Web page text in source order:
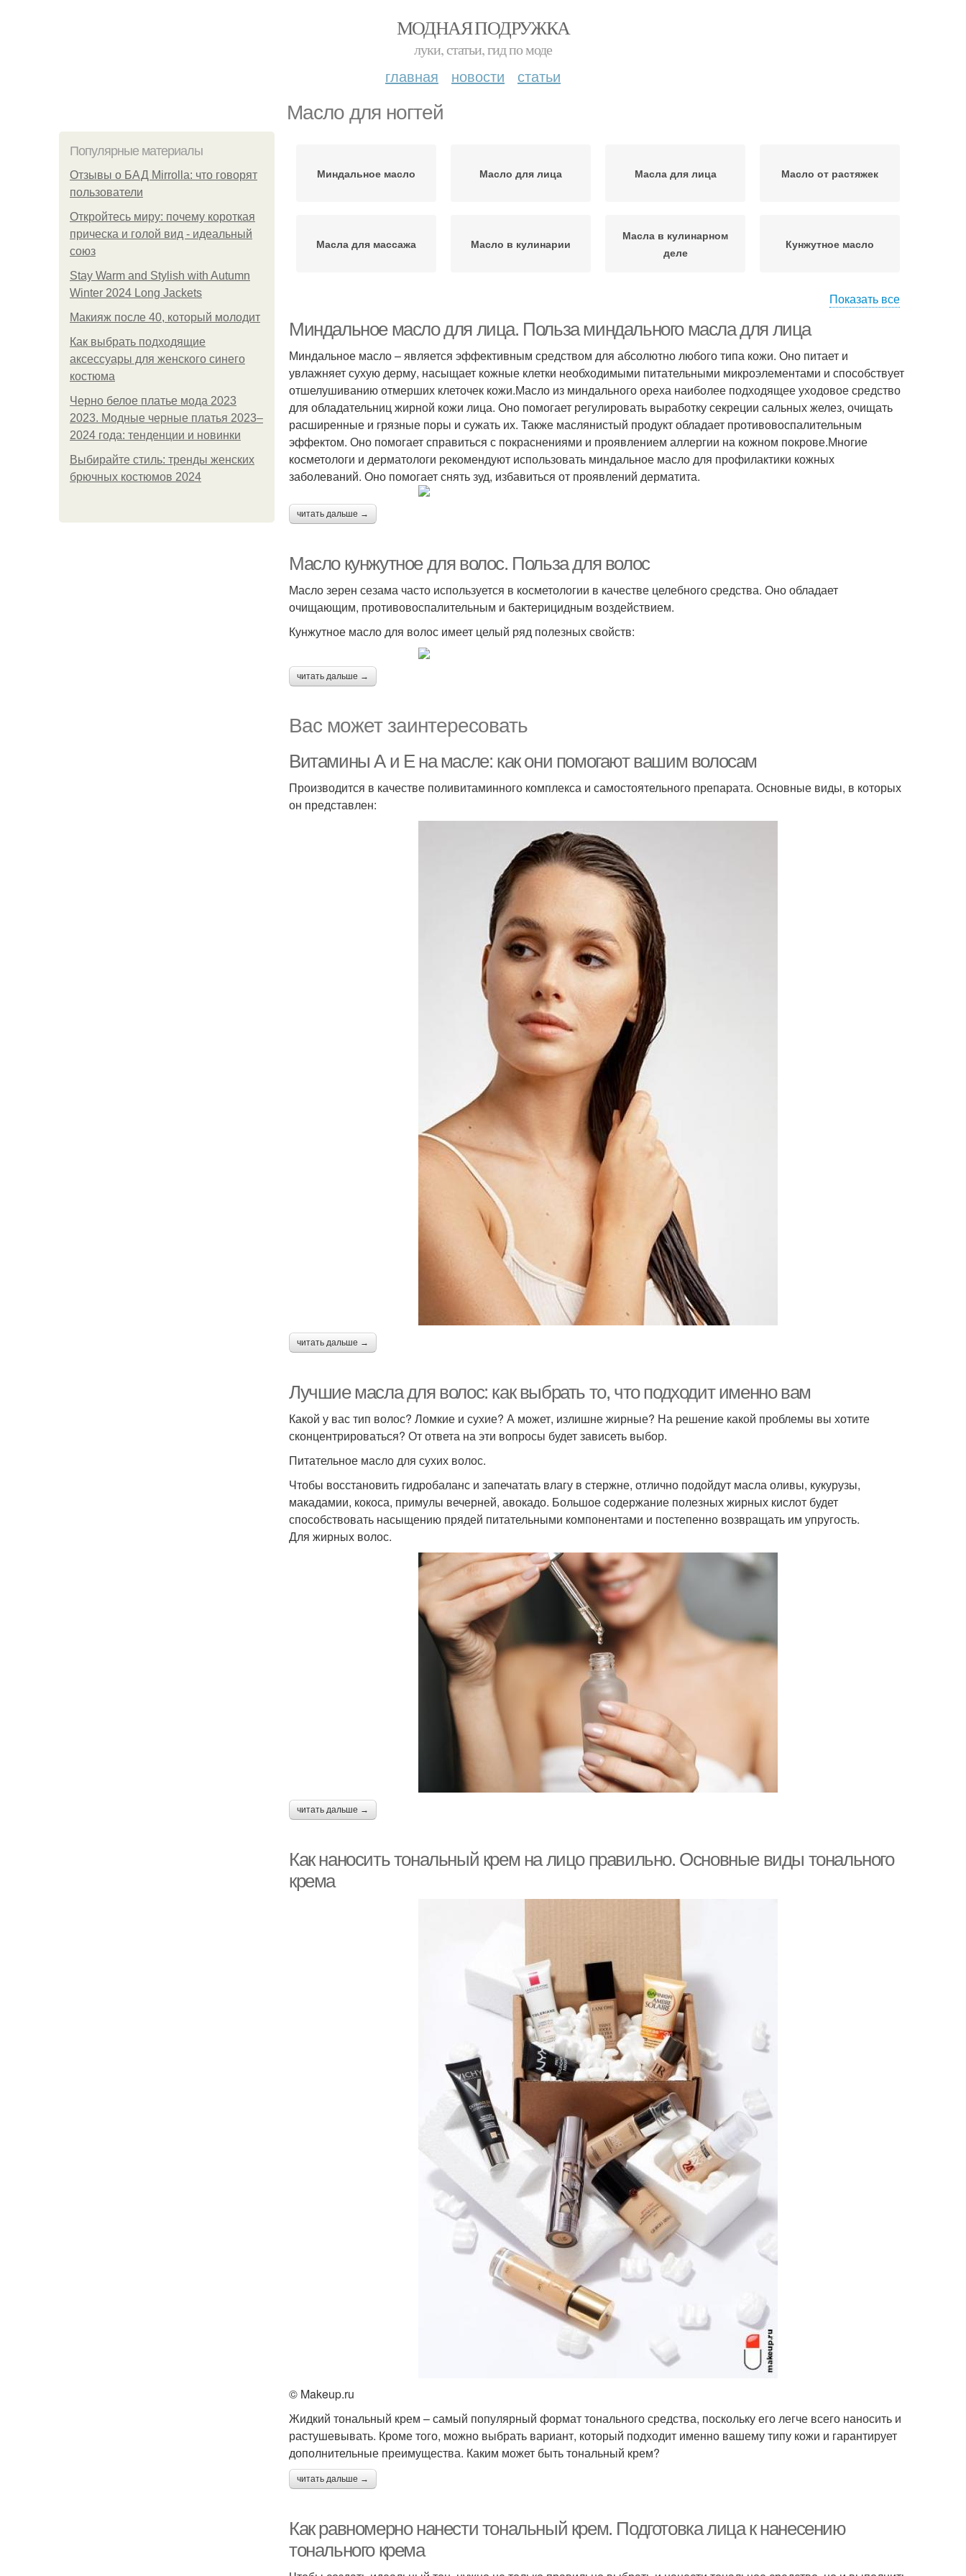
МОДНАЯ ПОДРУЖКА
луки, статьи, гид по моде
главная новости статьи
Масло для ногтей
Популярные материалы
Отзывы о БАД Mirrolla: что говорят
пользователи
Откройтесь миру: почему короткая
прическа и голой вид - идеальный
союз
Stay Warm and Stylish with Autumn
Winter 2024 Long Jackets
Макияж после 40, который молодит
Как выбрать подходящие
аксессуары для женского синего
костюма
Черно белое платье мода 2023
2023. Модные черные платья 2023–
2024 года: тенденции и новинки
Выбирайте стиль: тренды женских
брючных костюмов 2024
Миндальное масло Масло для лица Масла для лица Масло от растяжек
Масла для массажа Масло в кулинарии
Масла в кулинарном
деле
Кунжутное масло
Льняное масло
Показать все
Миндальное масло для лица. Польза миндального масла для лица
Миндальное масло – является эффективным средством для абсолютно любого типа кожи. Оно питает и
увлажняет сухую дерму, насыщает кожные клетки необходимыми питательными микроэлементами и способствует
отшелушиванию отмерших клеточек кожи.Масло из миндального ореха наиболее подходящее уходовое средство
для обладательниц жирной кожи лица. Оно помогает регулировать выработку секреции сальных желез, очищать
расширенные и грязные поры и сужать их. Также маслянистый продукт обладает противовоспалительным
эффектом. Оно помогает справиться с покраснениями и проявлением аллергии на кожном покрове.Многие
косметологи и дерматологи рекомендуют использовать миндальное масло для профилактики кожных
заболеваний. Оно помогает снять зуд, избавиться от проявлений дерматита.
читать дальше →
Масло кунжутное для волос. Польза для волос
Масло зерен сезама часто используется в косметологии в качестве целебного средства. Оно обладает
очищающим, противовоспалительным и бактерицидным воздействием.
Кунжутное масло для волос имеет целый ряд полезных свойств:
читать дальше →
Вас может заинтересовать
Витамины А и Е на масле: как они помогают вашим волосам
Производится в качестве поливитаминного комплекса и самостоятельного препарата. Основные виды, в которых
он представлен:
читать дальше →
Лучшие масла для волос: как выбрать то, что подходит именно вам
Какой у вас тип волос? Ломкие и сухие? А может, излишне жирные? На решение какой проблемы вы хотите
сконцентрироваться? От ответа на эти вопросы будет зависеть выбор.
Питательное масло для сухих волос.
Чтобы восстановить гидробаланс и запечатать влагу в стержне, отлично подойдут масла оливы, кукурузы,
макадамии, кокоса, примулы вечерней, авокадо. Большое содержание полезных жирных кислот будет
способствовать насыщению прядей питательными компонентами и постепенно возвращать им упругость.
Для жирных волос.
читать дальше →
Как наносить тональный крем на лицо правильно. Основные виды тонального
крема
© Makeup.ru
Жидкий тональный крем – самый популярный формат тонального средства, поскольку его легче всего наносить и
растушевывать. Кроме того, можно выбрать вариант, который подходит именно вашему типу кожи и гарантирует
дополнительные преимущества. Каким может быть тональный крем?
читать дальше →
Как равномерно нанести тональный крем. Подготовка лица к нанесению
тонального крема